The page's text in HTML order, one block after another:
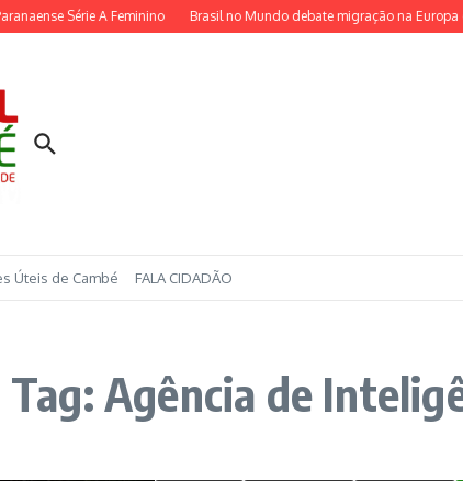
Série A Feminino Brasil no Mundo debate migração na Europa e
Úteis de Cambé FALA CIDADÃO
Agência de